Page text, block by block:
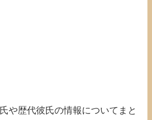
や歴代彼氏の情報についてまと